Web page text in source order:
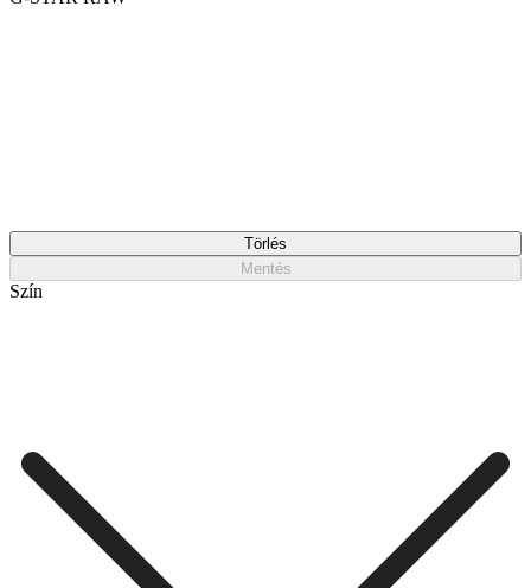
Törlés
Mentés
Szín